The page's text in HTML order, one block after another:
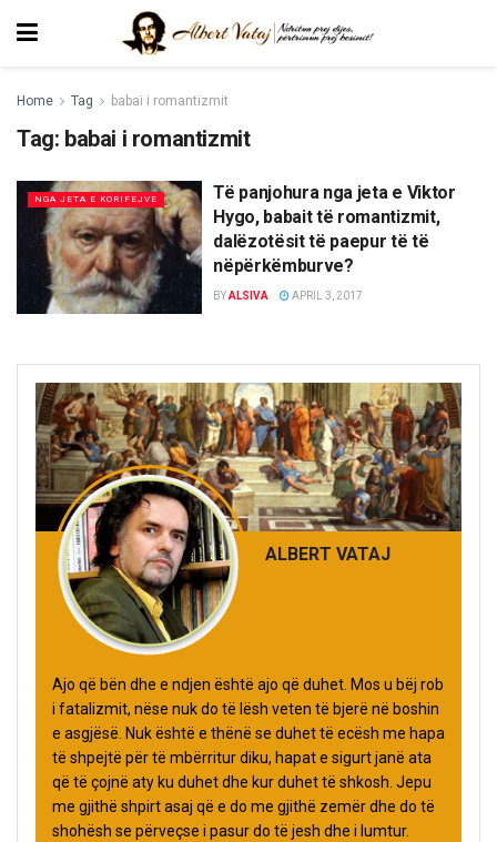
Home Tag babai i romantizmit
Tag: babai i romantizmit
NGA JETA E KORIFEJVE
Të panjohura nga jeta e Viktor
Hygo, babait të romantizmit,
dalëzotësit të paepur të të
nëpërkëmburve?
BYALSIVA APRIL 3, 2017
ALBERT VATAJ
Ajo që bën dhe e ndjen është ajo që duhet. Mos u bëj rob
i fatalizmit, nëse nuk do të lësh veten të bjerë në boshin
e asgjësë. Nuk është e thënë se duhet të ecësh me hapa
të shpejtë për të mbërritur diku, hapat e sigurt janë ata
që të çojnë aty ku duhet dhe kur duhet të shkosh. Jepu
me gjithë shpirt asaj që e do me gjithë zemër dhe do të
shohësh se përveçse i pasur do të jesh dhe i lumtur.